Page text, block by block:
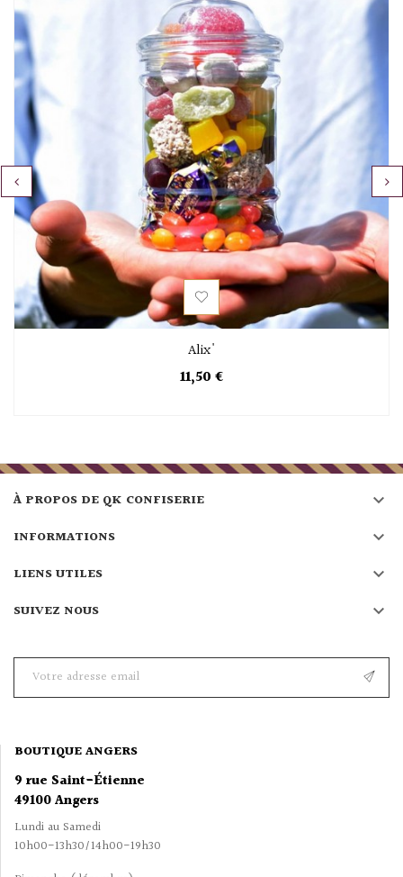
Alix'
11,50 €
‹ ›
À PROPOS DE QK CONFISERIE 
INFORMATIONS 
LIENS UTILES 
SUIVEZ NOUS 
BOUTIQUE ANGERS
9 rue Saint-Étienne
49100 Angers
Lundi au Samedi
10h00-13h30/14h00-19h30